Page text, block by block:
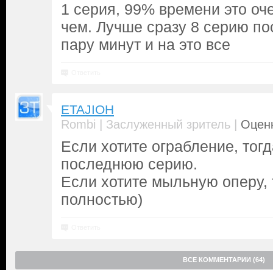
1 серия, 99% времени это
чем. Лучше сразу 8 серию
пару минут и на это все
ETAJIOH
Rombi | Заслуженный зритель |
Если хотите ограбление,
последнюю серию.
Если хотите мыльную оперу,
полностью)
ВСЕ КОММЕНТАРИИ (64)